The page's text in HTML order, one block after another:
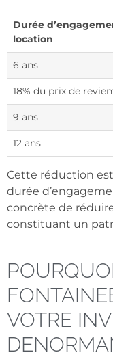
Durée
location
6 ans
18% du prix de
9 ans
12 ans
Cette réduction
durée
concrète de
constituant un
VOTRE